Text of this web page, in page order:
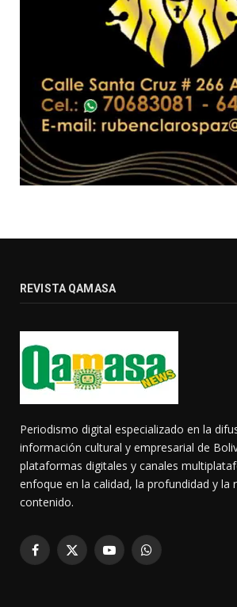
REVISTA QAMASA
Periodismo digital especializado en la
información cultural y empresarial de
plataformas digitales y canales
enfoque en la calidad, la profundidad y la
contenido.
Facebook
X
YouTubeWhatsApp